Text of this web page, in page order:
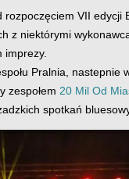
rozpoczęciem VII edycji
z niektórymi
imprezy.
Pralnia, nastepnie
zespołem 20 Mil Od
spotkań